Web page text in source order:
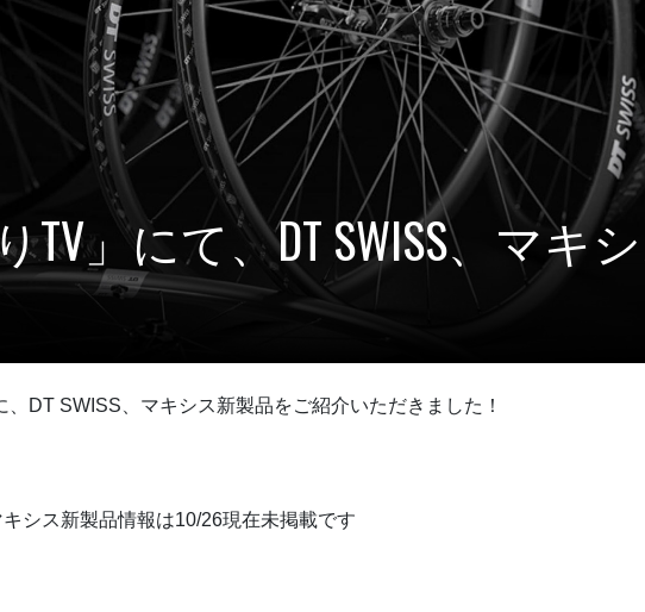
TV」にて、DT SWISS、マキ
DT SWISS、マキシス新製品をご紹介いただきました！
シス新製品情報は10/26現在未掲載です